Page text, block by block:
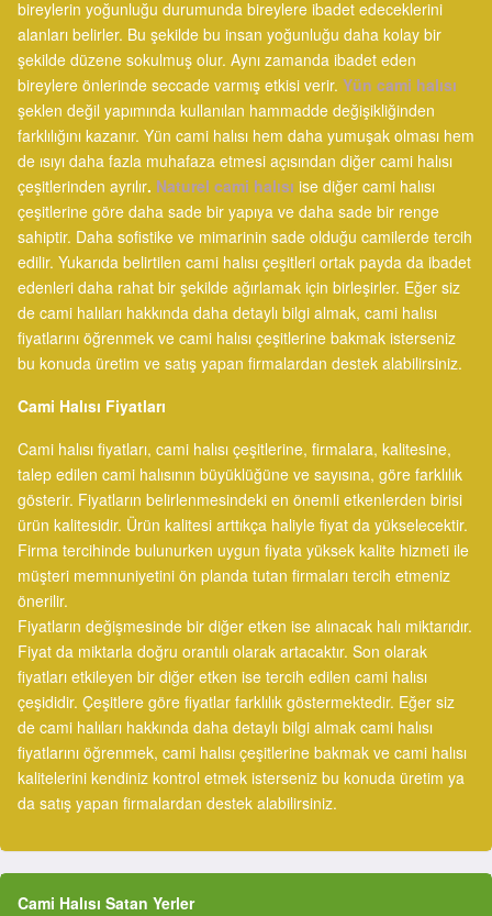
bireylerin yoğunluğu durumunda bireylere ibadet edeceklerini
alanları belirler. Bu şekilde bu insan yoğunluğu daha kolay bir
şekilde düzene sokulmuş olur. Aynı zamanda ibadet eden
bireylere önlerinde seccade varmış etkisi verir. Yün cami halısı
şeklen değil yapımında kullanılan hammadde değişikliğinden
farklılığını kazanır. Yün cami halısı hem daha yumuşak olması hem
de ısıyı daha fazla muhafaza etmesi açısından diğer cami halısı
çeşitlerinden ayrılır. Naturel cami halısı ise diğer cami halısı
çeşitlerine göre daha sade bir yapıya ve daha sade bir renge
sahiptir. Daha sofistike ve mimarinin sade olduğu camilerde tercih
edilir. Yukarıda belirtilen cami halısı çeşitleri ortak payda da ibadet
edenleri daha rahat bir şekilde ağırlamak için birleşirler. Eğer siz
de cami halıları hakkında daha detaylı bilgi almak, cami halısı
fiyatlarını öğrenmek ve cami halısı çeşitlerine bakmak isterseniz
bu konuda üretim ve satış yapan firmalardan destek alabilirsiniz.
Cami Halısı Fiyatları
Cami halısı fiyatları, cami halısı çeşitlerine, firmalara, kalitesine,
talep edilen cami halısının büyüklüğüne ve sayısına, göre farklılık
gösterir. Fiyatların belirlenmesindeki en önemli etkenlerden birisi
ürün kalitesidir. Ürün kalitesi arttıkça haliyle fiyat da yükselecektir.
Firma tercihinde bulunurken uygun fiyata yüksek kalite hizmeti ile
müşteri memnuniyetini ön planda tutan firmaları tercih etmeniz
önerilir.
Fiyatların değişmesinde bir diğer etken ise alınacak halı miktarıdır.
Fiyat da miktarla doğru orantılı olarak artacaktır. Son olarak
fiyatları etkileyen bir diğer etken ise tercih edilen cami halısı
çeşididir. Çeşitlere göre fiyatlar farklılık göstermektedir. Eğer siz
de cami halıları hakkında daha detaylı bilgi almak cami halısı
fiyatlarını öğrenmek, cami halısı çeşitlerine bakmak ve cami halısı
kalitelerini kendiniz kontrol etmek isterseniz bu konuda üretim ya
da satış yapan firmalardan destek alabilirsiniz.
Cami Halısı Satan Yerler